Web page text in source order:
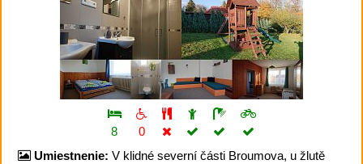
8
0
Umiestnenie: V klidné severní části Broumova, u žlutě